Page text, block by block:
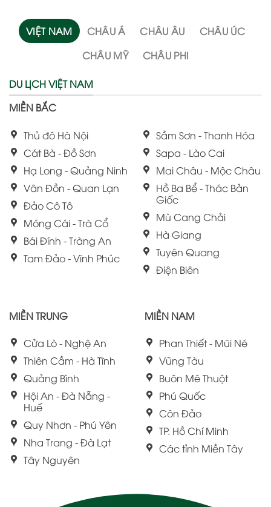
VIỆT NAM CHÂU Á CHÂU ÂU
CHÂU ÚC
CHÂU MỸ
CHÂU PHI
DU LỊCH VIỆT NAM
MIỀN BẮC
Thủ đô Hà Nội
Cát Bà - Đồ Sơn
Hạ Long - Quảng Ninh
Vân Đồn - Quan Lạn
Đảo Cô Tô
Móng Cái - Trà Cổ
Bái Đính - Tràng An
Tam Đảo - Vĩnh Phúc
Sầm Sơn - Thanh Hóa
Sapa - Lào Cai
Mai Châu - Mộc Châu
Hồ Ba Bể - Thác Bản
Giốc
Mù Cang Chải
Hà Giang
Tuyên Quang
Điện Biên
MIỀN TRUNG
Cửa Lò - Nghệ An
Thiên Cầm - Hà Tĩnh
Quảng Bình
Hội An - Đà Nẵng -
Huế
Quy Nhơn - Phú Yên
Nha Trang - Đà Lạt
Tây Nguyên
MIỀN NAM
Phan Thiết - Mũi Né
Vũng Tàu
Buôn Mê Thuột
Phú Quốc
Côn Đảo
TP. Hồ Chí Minh
Các tỉnh Miền Tây